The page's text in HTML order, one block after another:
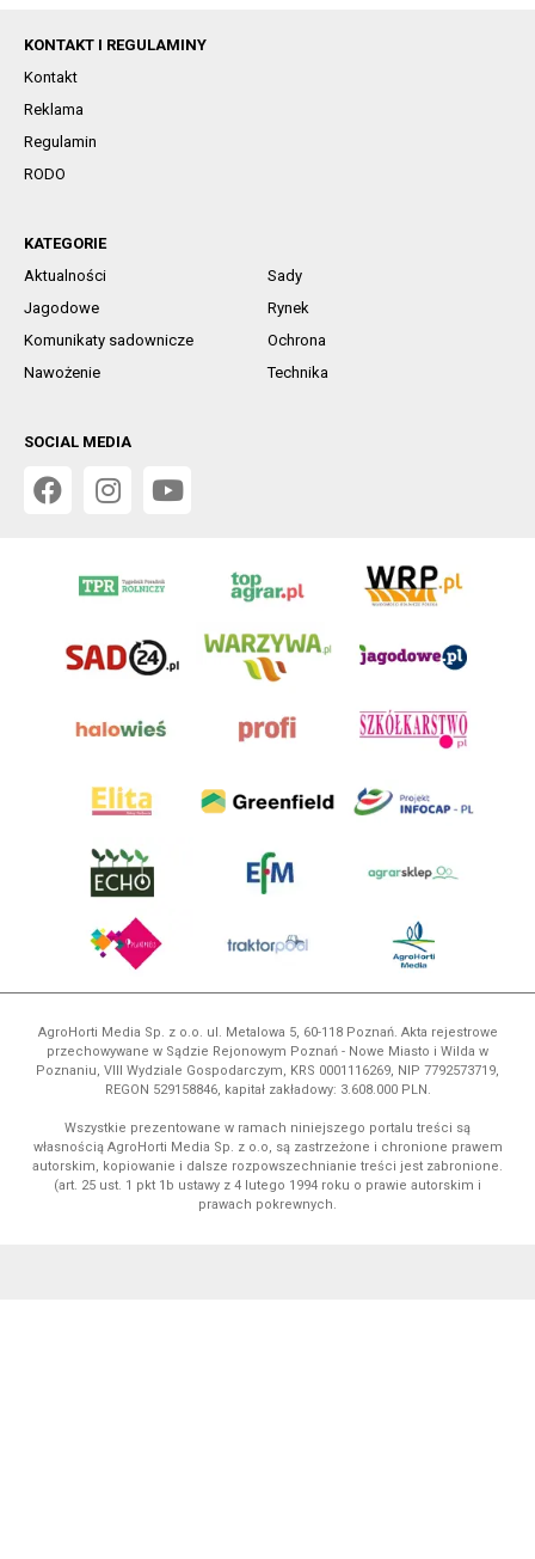
KONTAKT I REGULAMINY
Kontakt
Reklama
Regulamin
RODO
KATEGORIE
Aktualności
Sady
Jagodowe
Rynek
Komunikaty sadownicze
Ochrona
Nawożenie
Technika
SOCIAL MEDIA
AgroHorti Media Sp. z o.o. ul. Metalowa 5, 60-118 Poznań. Akta rejestrowe
przechowywane w Sądzie Rejonowym Poznań - Nowe Miasto i Wilda w
Poznaniu, VIII Wydziale Gospodarczym, KRS 0001116269, NIP 7792573719,
REGON 529158846, kapitał zakładowy: 3.608.000 PLN.
Wszystkie prezentowane w ramach niniejszego portalu treści są
własnością AgroHorti Media Sp. z o.o, są zastrzeżone i chronione prawem
autorskim, kopiowanie i dalsze rozpowszechnianie treści jest zabronione.
(art. 25 ust. 1 pkt 1b ustawy z 4 lutego 1994 roku o prawie autorskim i
prawach pokrewnych.